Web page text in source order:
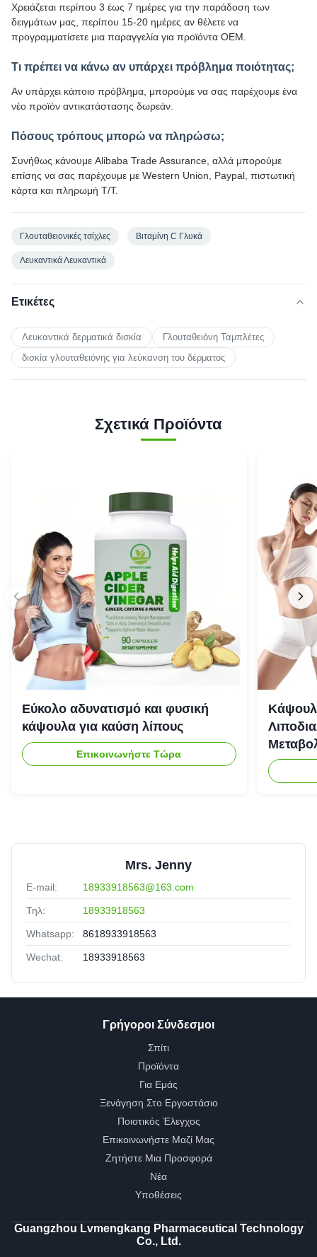
Χρειάζεται περίπου 3 έως 7 ημέρες για την παράδοση των
δειγμάτων μας, περίπου 15-20 ημέρες αν θέλετε να
προγραμματίσετε μια παραγγελία για προϊόντα OEM.
Τι πρέπει να κάνω αν υπάρχει πρόβλημα ποιότητας;
Αν υπάρχει κάποιο πρόβλημα, μπορούμε να σας παρέχουμε ένα
νέο προϊόν αντικατάστασης δωρεάν.
Πόσους τρόπους μπορώ να πληρώσω;
Συνήθως κάνουμε Alibaba Trade Assurance, αλλά μπορούμε
επίσης να σας παρέχουμε με Western Union, Paypal, πιστωτική
κάρτα και πληρωμή T/T.
Γλουταθειονικές τσίχλες Βιταμίνη C Γλυκά
Λευκαντικά Λευκαντικά
Ετικέτες
Λευκαντικά δερματικά δισκία
Γλουταθειόνη Ταμπλέτες
δισκία γλουταθειόνης για λεύκανση του δέρματος
Σχετικά Προϊόντα
Εύκολο αδυνατισμό και φυσική
κάψουλα για καύση λίπους
Επικοινωνήστε Τώρα
Mrs. Jenny
E-mail: 18933918563@163.com
Τηλ: 18933918563
Whatsapp: 8618933918563
Wechat: 18933918563
Γρήγοροι Σύνδεσμοι
Σπίτι
Προϊόντα
Για Εμάς
Ξενάγηση Στο Εργοστάσιο
Ποιοτικός Έλεγχος
Επικοινωνήστε Μαζί Μας
Ζητήστε Μια Προσφορά
Νέα
Υποθέσεις
Guangzhou Lvmengkang Pharmaceutical Technology
Co., Ltd.